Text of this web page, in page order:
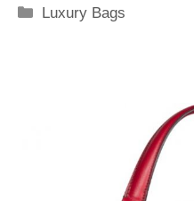
Categorie
Luxury Bags